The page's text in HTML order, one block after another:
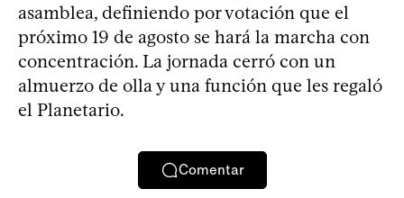
asamblea, definiendo por votación que el
próximo 19 de agosto se hará la marcha con
concentración. La jornada cerró con un
almuerzo de olla y una función que les regaló
el Planetario.
Comentar